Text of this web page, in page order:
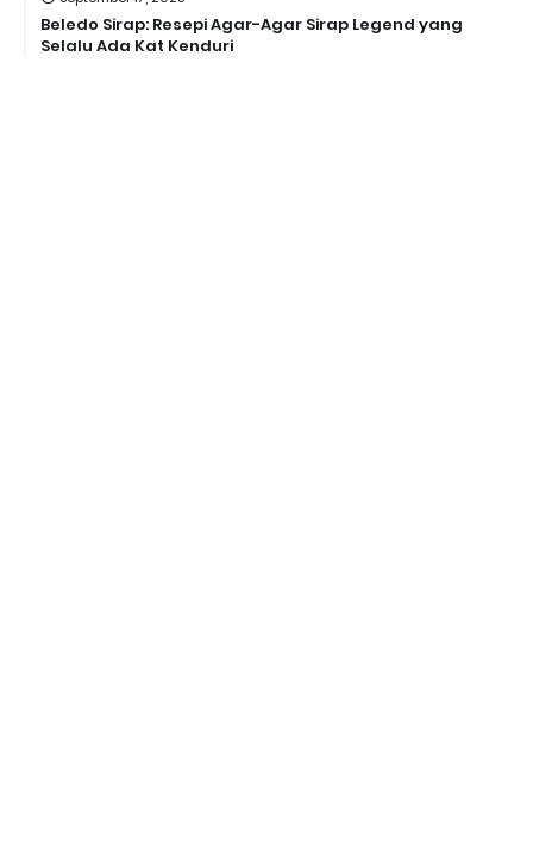
Beledo Sirap: Resepi Agar-Agar Sirap Legend yang
Selalu Ada Kat Kenduri